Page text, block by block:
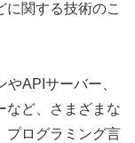
に関する技術のこ
APIサーバー、
など、さまざまな
プログラミング言